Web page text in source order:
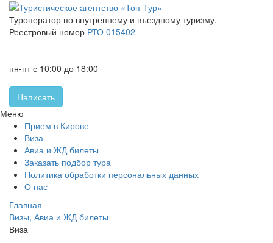
Туроператор по внутреннему и въездному туризму.
Реестровый номер РТО 015402
пн-пт с 10:00 до 18:00
Написать
Меню
Прием в Кирове
Виза
Авиа и ЖД билеты
Заказать подбор тура
Политика обработки персональных данных
О нас
Главная
Визы, Авиа и ЖД билеты
Виза